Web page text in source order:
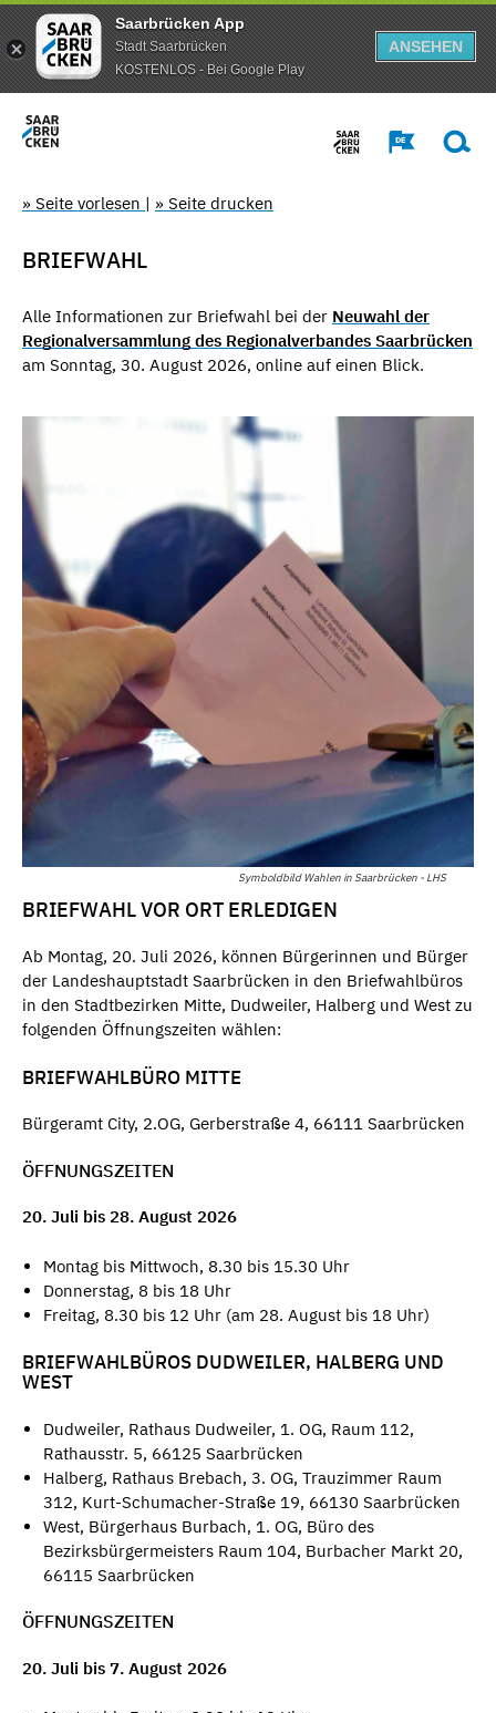
Saarbrücken App
Stadt Saarbrücken
KOSTENLOS - Bei Google Play
ANSEHEN
» Seite vorlesen | » Seite drucken
BRIEFWAHL
Alle Informationen zur Briefwahl bei der Neuwahl der
Regionalversammlung des Regionalverbandes Saarbrücken
am Sonntag, 30. August 2026, online auf einen Blick.
Symboldbild Wahlen in Saarbrücken - LHS
BRIEFWAHL VOR ORT ERLEDIGEN
Ab Montag, 20. Juli 2026, können Bürgerinnen und Bürger
der Landeshauptstadt Saarbrücken in den Briefwahlbüros
in den Stadtbezirken Mitte, Dudweiler, Halberg und West zu
folgenden Öffnungszeiten wählen:
BRIEFWAHLBÜRO MITTE
Bürgeramt City, 2.OG, Gerberstraße 4, 66111 Saarbrücken
ÖFFNUNGSZEITEN
20. Juli bis 28. August 2026
Montag bis Mittwoch, 8.30 bis 15.30 Uhr
Donnerstag, 8 bis 18 Uhr
Freitag, 8.30 bis 12 Uhr (am 28. August bis 18 Uhr)
BRIEFWAHLBÜROS DUDWEILER, HALBERG UND
WEST
Dudweiler, Rathaus Dudweiler, 1. OG, Raum 112,
Rathausstr. 5, 66125 Saarbrücken
Halberg, Rathaus Brebach, 3. OG, Trauzimmer Raum
312, Kurt-Schumacher-Straße 19, 66130 Saarbrücken
West, Bürgerhaus Burbach, 1. OG, Büro des
Bezirksbürgermeisters Raum 104, Burbacher Markt 20,
66115 Saarbrücken
ÖFFNUNGSZEITEN
20. Juli bis 7. August 2026